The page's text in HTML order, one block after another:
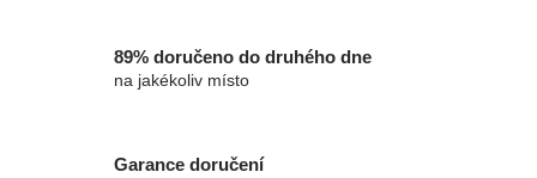
89% doručeno do druhého dne
na jakékoliv místo
Garance doručení